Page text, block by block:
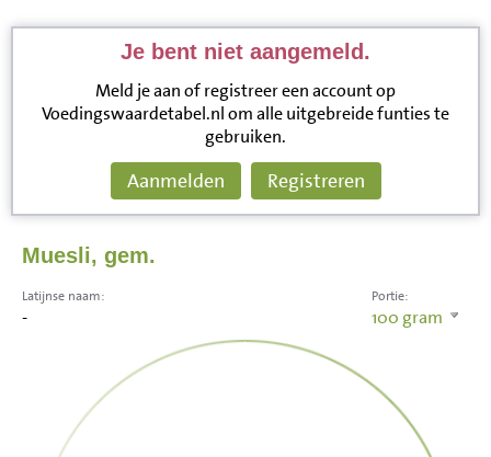
Je bent niet aangemeld.
Meld je aan of registreer een account op
Voedingswaardetabel.nl om alle uitgebreide funties te
gebruiken.
Aanmelden Registreren
Muesli, gem.
Portie:
100 gram
Latijnse naam:
-